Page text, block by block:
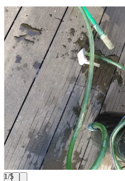
1/5